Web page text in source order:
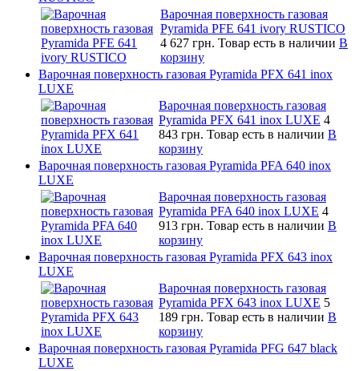
Варочная поверхность газовая
Pyramida PFE 641 ivory RUSTICO
4 627 грн. Товар есть в наличии В
корзину
Варочная поверхность газовая Pyramida PFX 641 inox
LUXE
Варочная поверхность газовая
Pyramida PFX 641 inox LUXE 4
843 грн. Товар есть в наличии В
корзину
Варочная поверхность газовая Pyramida PFA 640 inox
LUXE
Варочная поверхность газовая
Pyramida PFA 640 inox LUXE 4
913 грн. Товар есть в наличии В
корзину
Варочная поверхность газовая Pyramida PFX 643 inox
LUXE
Варочная поверхность газовая
Pyramida PFX 643 inox LUXE 5
189 грн. Товар есть в наличии В
корзину
Варочная поверхность газовая Pyramida PFG 647 black
LUXE